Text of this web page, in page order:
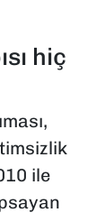
hiç
ile